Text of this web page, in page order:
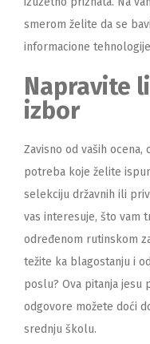
smerom želite da se
informacione
Napravite
izbor
Zavisno od vaših
potreba koje želite
selekciju državnih ili
vas interesuje, što vam
određenom rutinskom
težite ka blagostanju i
poslu? Ova pitanja jesu
odgovore možete doći
srednju školu.